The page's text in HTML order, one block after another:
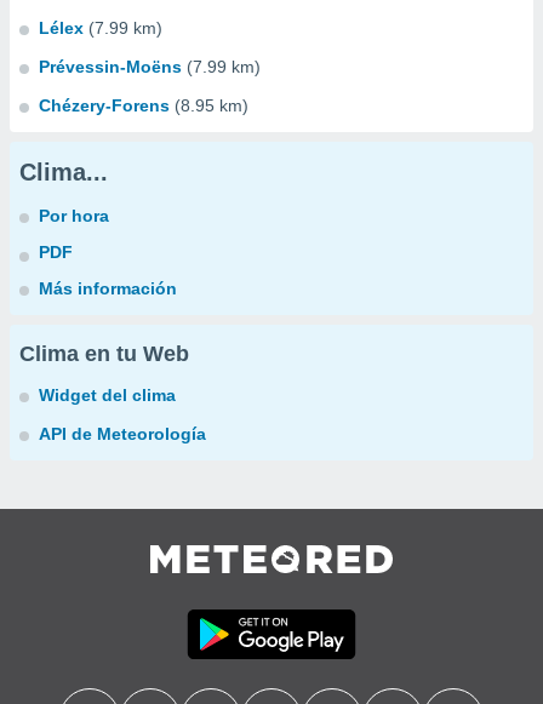
Lélex (7.99 km)
Prévessin-Moëns (7.99 km)
Chézery-Forens (8.95 km)
Clima...
Por hora
PDF
Más información
Clima en tu Web
Widget del clima
API de Meteorología